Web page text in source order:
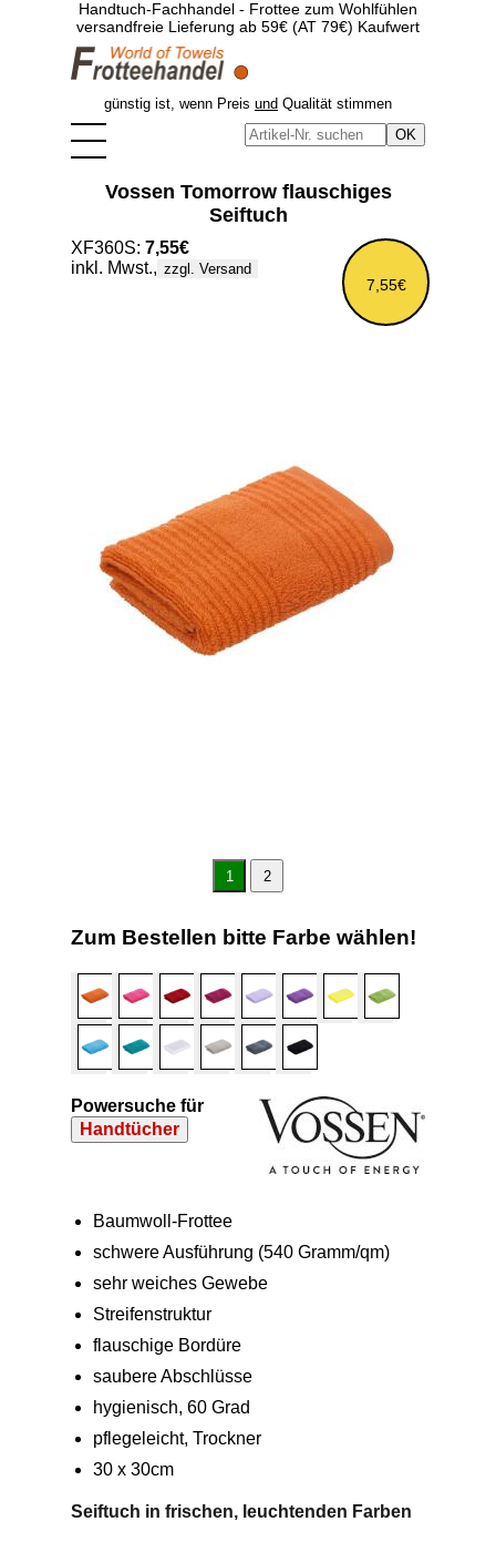
Handtuch-Fachhandel - Frottee zum Wohlfühlen
versandfreie Lieferung ab 59€ (AT 79€) Kaufwert
günstig ist, wenn Preis und Qualität stimmen
Vossen Tomorrow flauschiges
Seiftuch
7,55€
XF360S: 7,55€
inkl. Mwst., zzgl. Versand
1 2
Zum Bestellen bitte Farbe wählen!
Powersuche für
Handtücher
Baumwoll-Frottee
schwere Ausführung (540 Gramm/qm)
sehr weiches Gewebe
Streifenstruktur
flauschige Bordüre
saubere Abschlüsse
hygienisch, 60 Grad
pflegeleicht, Trockner
30 x 30cm
Seiftuch in frischen, leuchtenden Farben